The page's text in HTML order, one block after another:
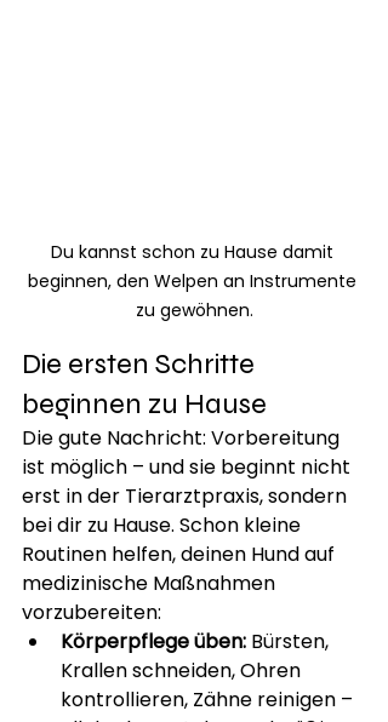
Du kannst schon zu Hause damit
beginnen, den Welpen an Instrumente
zu gewöhnen.
Die ersten Schritte
beginnen zu Hause
Die gute Nachricht: Vorbereitung
ist möglich – und sie beginnt nicht
erst in der Tierarztpraxis, sondern
bei dir zu Hause. Schon kleine
Routinen helfen, deinen Hund auf
medizinische Maßnahmen
vorzubereiten:
Körperpflege üben: Bürsten,
Krallen schneiden, Ohren
kontrollieren, Zähne reinigen –